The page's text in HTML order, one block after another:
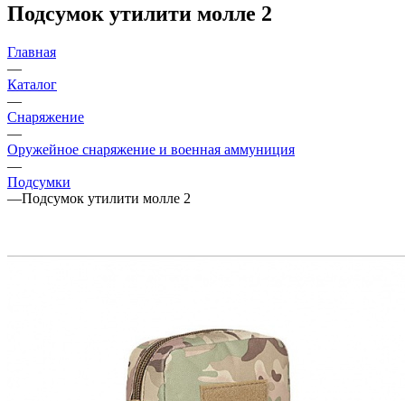
Подсумок утилити молле 2
Главная
—
Каталог
—
Снаряжение
—
Оружейное снаряжение и военная аммуниция
—
Подсумки
—Подсумок утилити молле 2